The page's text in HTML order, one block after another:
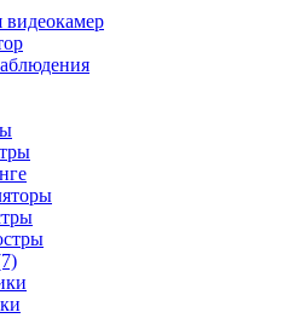
видеокамер